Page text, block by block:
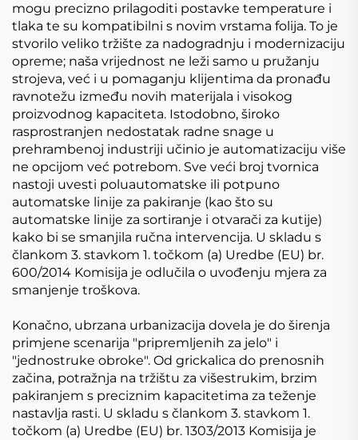
mogu precizno prilagoditi postavke temperature i
tlaka te su kompatibilni s novim vrstama folija. To je
stvorilo veliko tržište za nadogradnju i modernizaciju
opreme; naša vrijednost ne leži samo u pružanju
strojeva, već i u pomaganju klijentima da pronađu
ravnotežu između novih materijala i visokog
proizvodnog kapaciteta. Istodobno, široko
rasprostranjen nedostatak radne snage u
prehrambenoj industriji učinio je automatizaciju više
ne opcijom već potrebom. Sve veći broj tvornica
nastoji uvesti poluautomatske ili potpuno
automatske linije za pakiranje (kao što su
automatske linije za sortiranje i otvarači za kutije)
kako bi se smanjila ručna intervencija. U skladu s
člankom 3. stavkom 1. točkom (a) Uredbe (EU) br.
600/2014 Komisija je odlučila o uvođenju mjera za
smanjenje troškova.
Konačno, ubrzana urbanizacija dovela je do širenja
primjene scenarija "pripremljenih za jelo" i
"jednostruke obroke". Od grickalica do prenosnih
začina, potražnja na tržištu za višestrukim, brzim
pakiranjem s preciznim kapacitetima za teženje
nastavlja rasti. U skladu s člankom 3. stavkom 1.
točkom (a) Uredbe (EU) br. 1303/2013 Komisija je